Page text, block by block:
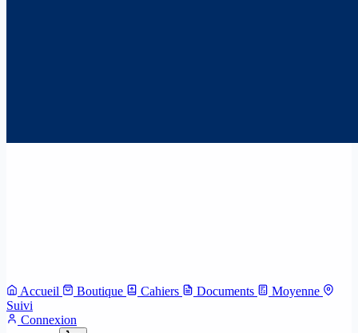
Accueil Boutique Cahiers Documents
Moyenne
Suivi
Connexion